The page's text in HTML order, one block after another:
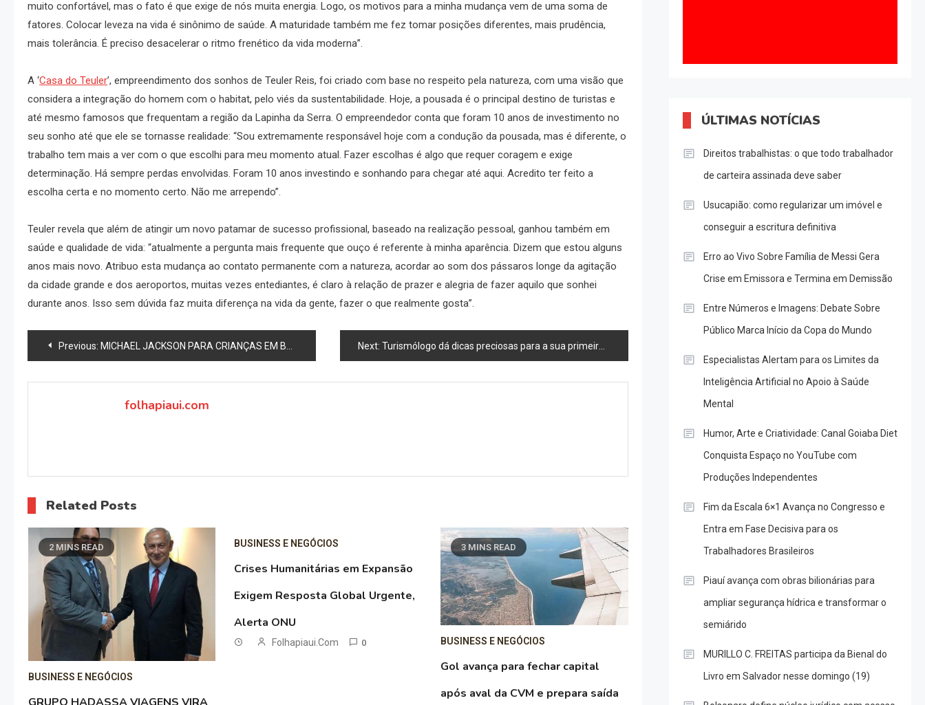
muito confortável, mas o fato é que exige de nós muita energia. Logo, os motivos para a minha mudança vem de uma soma de
fatores. Colocar leveza na vida é sinônimo de saúde. A maturidade também me fez tomar posições diferentes, mais prudência,
mais tolerância. É preciso desacelerar o ritmo frenético da vida moderna”.
A ‘Casa do Teuler’, empreendimento dos sonhos de Teuler Reis, foi criado com base no respeito pela natureza, com uma visão que
considera a integração do homem com o habitat, pelo viés da sustentabilidade. Hoje, a pousada é o principal destino de turistas e
até mesmo famosos que frequentam a região da Lapinha da Serra. O empreendedor conta que foram 10 anos de investimento no
seu sonho até que ele se tornasse realidade: “Sou extremamente responsável hoje com a condução da pousada, mas é diferente, o
trabalho tem mais a ver com o que escolhi para meu momento atual. Fazer escolhas é algo que requer coragem e exige
determinação. Há sempre perdas envolvidas. Foram 10 anos investindo e sonhando para chegar até aqui. Acredito ter feito a
escolha certa e no momento certo. Não me arrependo”.
Teuler revela que além de atingir um novo patamar de sucesso profissional, baseado na realização pessoal, ganhou também em
saúde e qualidade de vida: “atualmente a pergunta mais frequente que ouço é referente à minha aparência. Dizem que estou alguns
anos mais novo. Atribuo esta mudança ao contato permanente com a natureza, acordar ao som dos pássaros longe da agitação
da cidade grande e dos aeroportos, muitas vezes entediantes, é claro à relação de prazer e alegria de fazer aquilo que sonhei
durante anos. Isso sem dúvida faz muita diferença na vida da gente, fazer o que realmente gosta”.
Navegação
de
Previous: MICHAEL JACKSON PARA CRIANÇAS EM BANGU Next: Turismólogo dá dicas preciosas para a sua primeira viagem internacional
folhapiaui.com
Related Posts
2 MINS READ
BUSINESS E NEGÓCIOS
BUSINESS E NEGÓCIOS
Crises Humanitárias em Expansão
Exigem Resposta Global Urgente,
Alerta ONU
Folhapiaui.com 0
3 MINS READ
BUSINESS E NEGÓCIOS
Gol avança para fechar capital
após aval da CVM e prepara saída
ÚLTIMAS NOTÍCIAS
Direitos trabalhistas: o que todo trabalhador
de carteira assinada deve saber
Usucapião: como regularizar um imóvel e
conseguir a escritura definitiva
Erro ao Vivo Sobre Família de Messi Gera
Crise em Emissora e Termina em Demissão
Entre Números e Imagens: Debate Sobre
Público Marca Início da Copa do Mundo
Especialistas Alertam para os Limites da
Inteligência Artificial no Apoio à Saúde
Mental
Humor, Arte e Criatividade: Canal Goiaba Diet
Conquista Espaço no YouTube com
Produções Independentes
Fim da Escala 6×1 Avança no Congresso e
Entra em Fase Decisiva para os
Trabalhadores Brasileiros
Piauí avança com obras bilionárias para
ampliar segurança hídrica e transformar o
semiárido
MURILLO C. FREITAS participa da Bienal do
Livro em Salvador nesse domingo (19)